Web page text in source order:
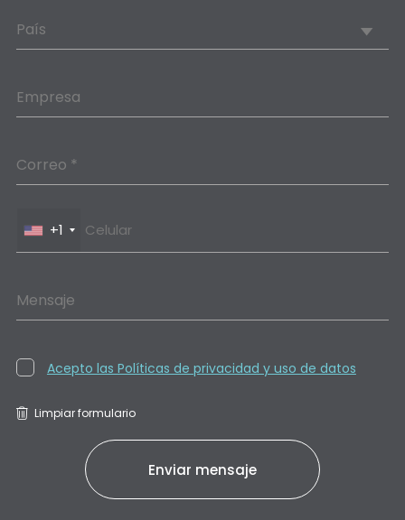
País
Empresa
Correo *
+1
Mensaje
Acepto las Políticas de privacidad y uso de datos
Limpiar formulario